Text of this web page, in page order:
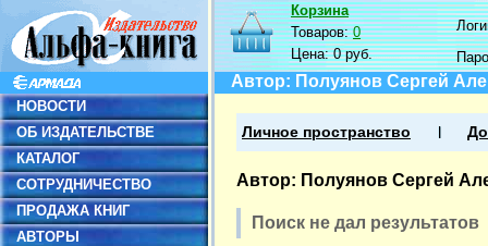
НОВОСТИ
ОБ ИЗДАТЕЛЬСТВЕ
КАТАЛОГ
СОТРУДНИЧЕСТВО
ПРОДАЖА КНИГ
АВТОРЫ
Корзина
Товаров:0
Цена:0 руб.
Автор: Полуянов Сергей
Личное пространство
Автор: Полуянов Сергей
Поиск не дал результатов